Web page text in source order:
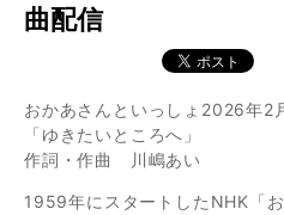
曲配信
おかあさんといっしょ2026年2
「ゆきたいところへ」
作詞・作曲 川嶋あい
1959年にスタートしたNHK「